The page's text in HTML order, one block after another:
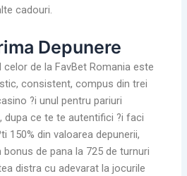
cadouri.
Depunere
celor de la FavBet Romania este
consistent, compus din trei
?i unul pentru pariuri
dupa ce te te autentifici ?i faci
150% din valoarea depunerii,
bonus de pana la 725 de turnuri
distra cu adevarat la jocurile